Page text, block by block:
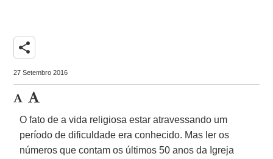
share
27 Setembro 2016
O fato de a vida religiosa estar atravessando um
período de dificuldade era conhecido. Mas ler os
números que contam os últimos 50 anos da Igreja